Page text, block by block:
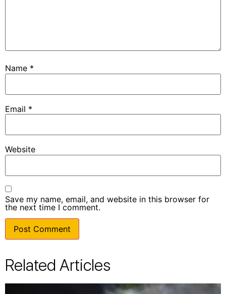
Name *
Email *
Website
Save my name, email, and website in this browser for
the next time I comment.
Related Articles